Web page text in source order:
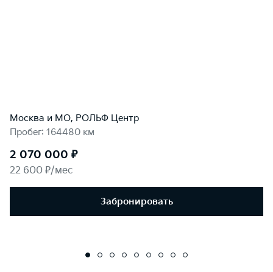
Москва и МО, РОЛЬФ Центр
Пробег: 164480 км
2 070 000 ₽
22 600 ₽/мес
Забронировать